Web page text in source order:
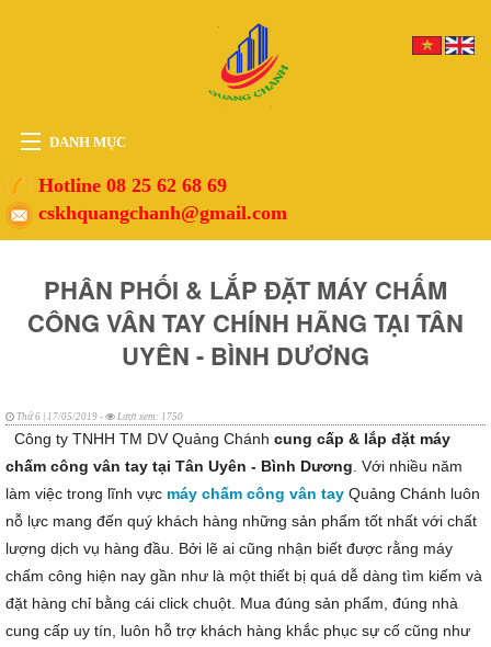
DANH MỤC
HOME
THIẾT BỊ
PHỤ KIỆN
DỊCH VỤ
Hotline 08 25 62 68 69
cskhquangchanh@gmail.com
PHÂN PHỐI & LẮP ĐẶT MÁY CHẤM
CÔNG VÂN TAY CHÍNH HÃNG TẠI TÂN
UYÊN - BÌNH DƯƠNG
Thứ 6 | 17/05/2019 - Lượt xem: 1750
Công ty TNHH TM DV Quảng Chánh cung cấp & lắp đặt máy
chấm công vân tay tại Tân Uyên - Bình Dương . Với nhiều năm
làm việc trong lĩnh vực máy chấm công vân tay Quảng Chánh luôn
nỗ lực mang đến quý khách hàng những sản phẩm tốt nhất với chất
lượng dịch vụ hàng đầu. Bởi lẽ ai cũng nhận biết được rằng máy
chấm công hiện nay gần như là một thiết bị quá dễ dàng tìm kiếm và
đặt hàng chỉ bằng cái click chuột. Mua đúng sản phẩm, đúng nhà
cung cấp uy tín, luôn hỗ trợ khách hàng khắc phục sự cố cũng như